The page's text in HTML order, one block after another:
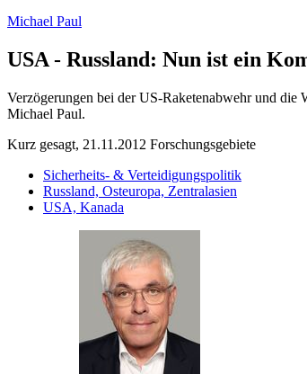
Michael Paul
USA - Russland: Nun ist ein
Verzögerungen bei der US-Raketenabwehr und
Michael Paul.
Kurz gesagt, 21.11.2012 Forschungsgebiete
Sicherheits- & Verteidigungspolitik
Russland, Osteuropa, Zentralasien
USA, Kanada